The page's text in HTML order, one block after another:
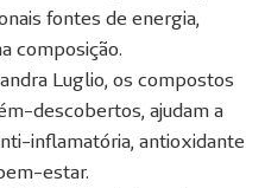
fontes de energia,
composição.
Luglio, os compostos
descobertos, ajudam a
inflamatória, antioxidante
estar.